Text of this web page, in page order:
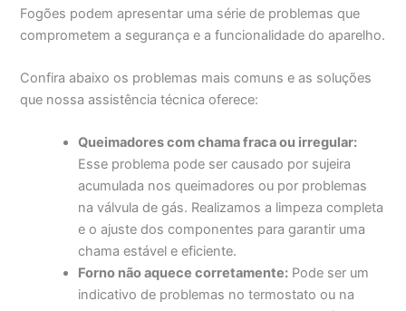
Fogões podem apresentar uma série de problemas que
comprometem a segurança e a funcionalidade do aparelho.
Confira abaixo os problemas mais comuns e as soluções
que nossa assistência técnica oferece:
Queimadores com chama fraca ou irregular:
Esse problema pode ser causado por sujeira
acumulada nos queimadores ou por problemas
na válvula de gás. Realizamos a limpeza completa
e o ajuste dos componentes para garantir uma
chama estável e eficiente.
Forno não aquece corretamente: Pode ser um
indicativo de problemas no termostato ou na